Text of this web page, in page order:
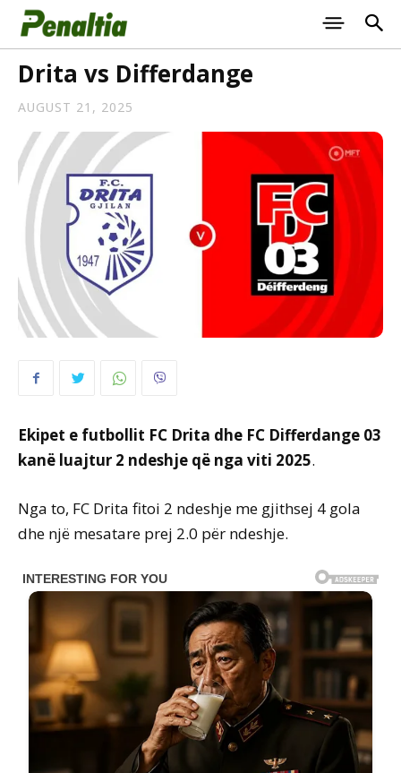
Drita vs Differdange
AUGUST 21, 2025
Ekipet e futbollit FC Drita dhe FC Differdange 03
kanë luajtur 2 ndeshje që nga viti 2025.
Nga to, FC Drita fitoi 2 ndeshje me gjithsej 4 gola
dhe një mesatare prej 2.0 për ndeshje.